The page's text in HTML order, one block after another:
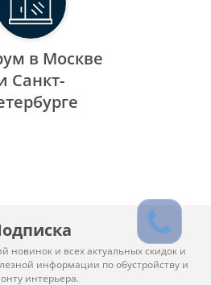
в Москве
Санкт-
новинок и всех актуальных скидок и
информации по обустройству и
интерьера.